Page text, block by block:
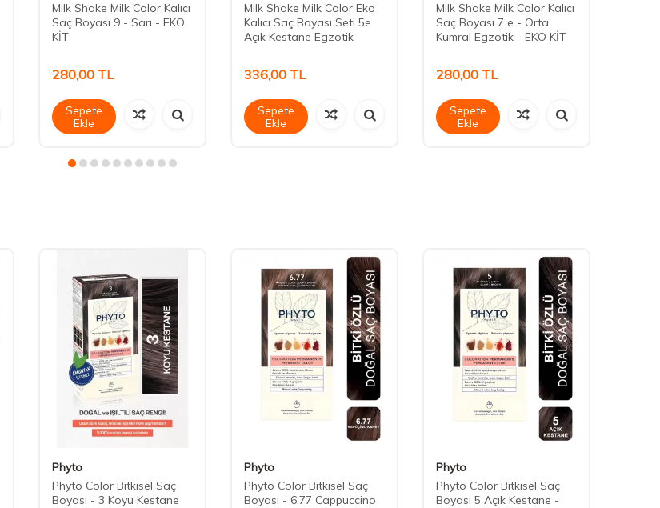
Milk Shake Milk Color Kalıcı
Saç Boyası 9 - Sarı - EKO
KİT
280,00 TL
Sepete
Ekle
Milk Shake Milk Color Eko
Kalıcı Saç Boyası Seti 5e
Açık Kestane Egzotik
336,00 TL
Sepete
Ekle
Milk Shake Milk Color Kalıcı
Saç Boyası 7 e - Orta
Kumral Egzotik - EKO KİT
280,00 TL
Sepete
Ekle
Phyto
Phyto Color Bitkisel Saç
Boyası - 3 Koyu Kestane
Phyto
Phyto Color Bitkisel Saç
Boyası - 6.77 Cappuccino
Phyto
Phyto Color Bitkisel Saç
Boyası 5 Açık Kestane -